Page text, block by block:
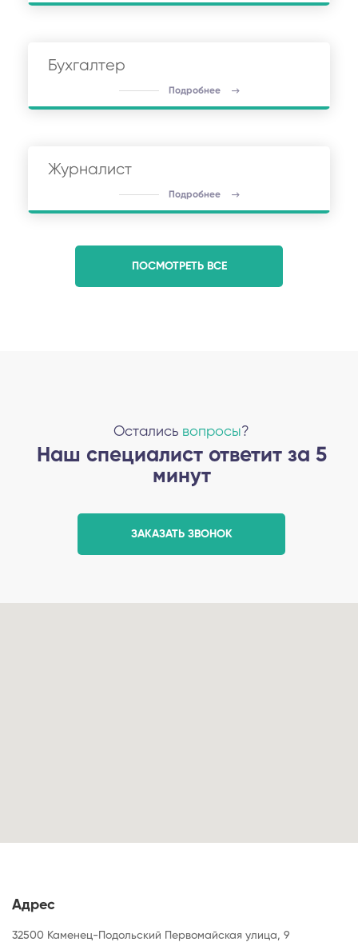
Бухгалтер
Подробнее
Журналист
Подробнее
ПОСМОТРЕТЬ ВСЕ
Остались вопросы?
Наш специалист ответит за 5
минут
ЗАКАЗАТЬ ЗВОНОК
Адрес
32500 Каменец-Подольский Первомайская улица, 9